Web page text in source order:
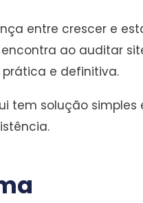
entre crescer e
ao auditar
e definitiva.
tem solução simples